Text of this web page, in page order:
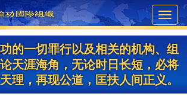
的一切罪行以及相关的机构、组
天涯海角，无论时日长短，必将
理，再现公道，匡扶人间正义。